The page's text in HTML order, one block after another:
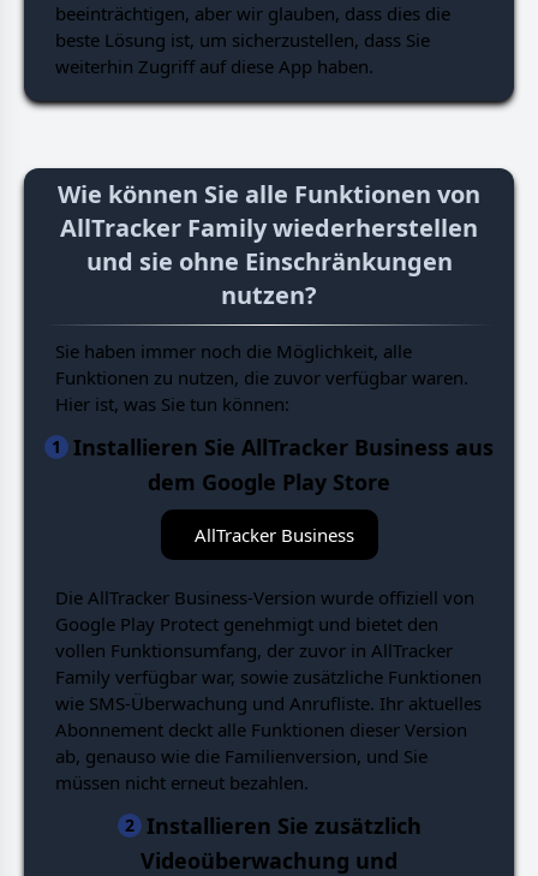
beeinträchtigen, aber wir glauben, dass dies die
beste Lösung ist, um sicherzustellen, dass Sie
weiterhin Zugriff auf diese App haben.
Wie können Sie alle Funktionen von
AllTracker Family wiederherstellen
und sie ohne Einschränkungen
nutzen?
Sie haben immer noch die Möglichkeit, alle
Funktionen zu nutzen, die zuvor verfügbar waren.
Hier ist, was Sie tun können:
1
Installieren Sie AllTracker Business aus
dem Google Play Store
AllTracker Business
Die AllTracker Business-Version wurde offiziell von
Google Play Protect genehmigt und bietet den
vollen Funktionsumfang, der zuvor in AllTracker
Family verfügbar war, sowie zusätzliche Funktionen
wie SMS-Überwachung und Anrufliste. Ihr aktuelles
Abonnement deckt alle Funktionen dieser Version
ab, genauso wie die Familienversion, und Sie
müssen nicht erneut bezahlen.
2 Installieren Sie zusätzlich
Videoüberwachung und